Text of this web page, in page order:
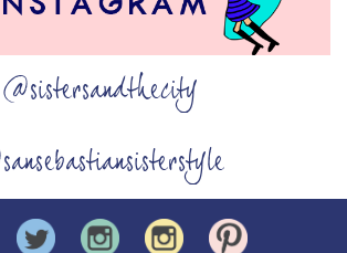
@sistersandthecity